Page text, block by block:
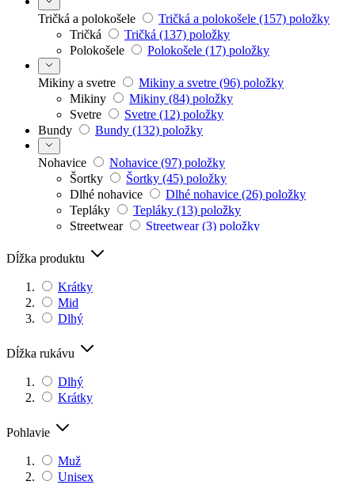
Tričká a polokošele Tričká a polokošele (157) položky
Tričká
Tričká (137) položky
Polokošele
Polokošele (17) položky
Mikiny a svetre Mikiny a svetre (96) položky
Mikiny
Mikiny (84) položky
Svetre
Svetre (12) položky
Bundy
Bundy (132) položky
Nohavice Nohavice (97) položky
Šortky
Šortky (45) položky
Dlhé nohavice
Dlhé nohavice (26) položky
Tepláky
Tepláky (13) položky
Streetwear
Streetwear (3) položky
Plavky
Plavky
Dĺžka produktu
Krátky
Mid
Dlhý
Dĺžka rukávu
Dlhý
Krátky
Pohlavie
Muž
Unisex